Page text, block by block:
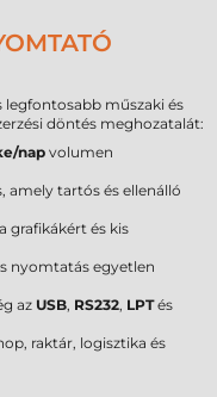
legfontosabb műszaki és
döntés meghozatalát:
napvolumen
amely tartós és ellenálló
grafikákért és kis
nyomtatás egyetlen
az USB, RS232, LPTés
raktár, logisztika és